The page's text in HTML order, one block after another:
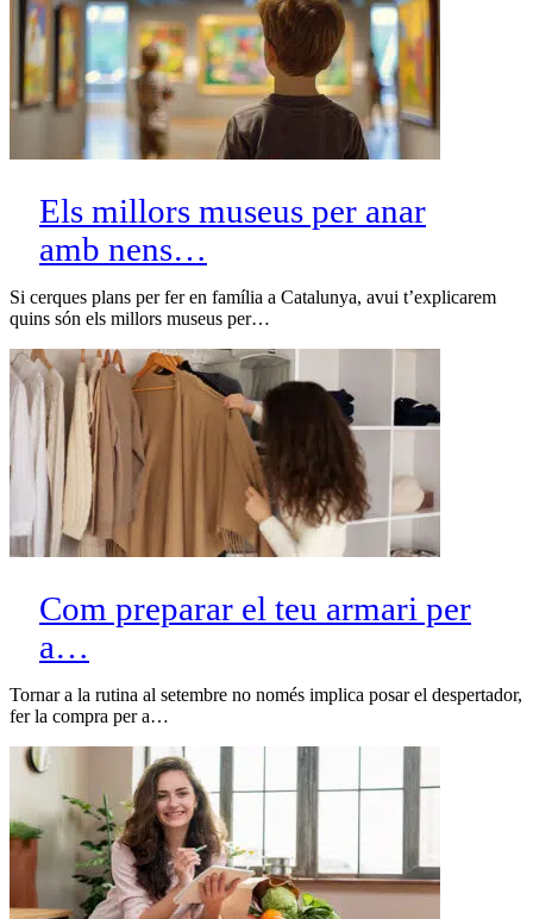
Els millors museus per anar
amb nens…
Si cerques plans per fer en família a Catalunya, avui t’explicarem
quins són els millors museus per…
Com preparar el teu armari per
a…
Tornar a la rutina al setembre no només implica posar el despertador,
fer la compra per a…